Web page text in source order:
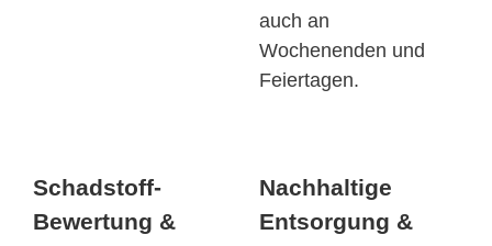
auch an
Wochenenden und
Feiertagen.
Schadstoff-
Bewertung &
Nachhaltige
Entsorgung &